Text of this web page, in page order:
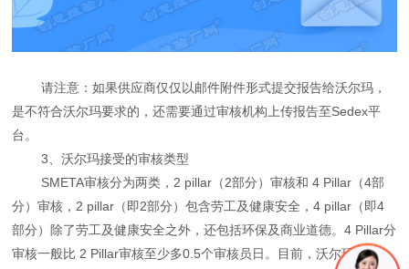
请注意：如果供应商仅仅以邮件附件形式提交报告给沃尔玛，
是不符合沃尔玛要求的，还需要通过审核机构上传报告至Sedex平
台。
3、沃尔玛接受的审核类型
SMETA审核分为两类，2 pillar（2部分）审核和 4 Pillar（4部
分）审核，2 pillar（即2部分）包含劳工及健康安全，4 pillar（即4
部分）除了劳工及健康安全之外，还包括环保及商业道德。4 Pillar分
审核一般比 2 Pillar审核至少多0.5个审核员日。目前，沃尔玛表示2